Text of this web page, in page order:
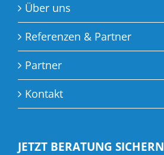
Über uns
Referenzen & Partner
Partner
Kontakt
JETZT BERATUNG SICHERN